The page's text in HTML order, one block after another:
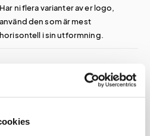
Har ni flera varianter av er logo,
använd den som är mest
horisontell i sin utformning.